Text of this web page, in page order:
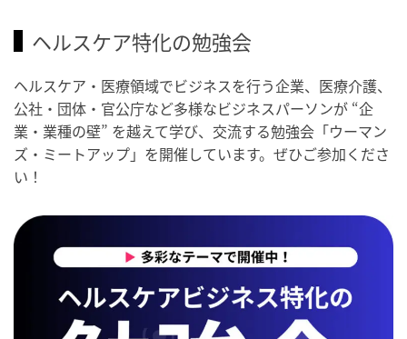
ヘルスケア特化の勉強会
ヘルスケア・医療領域でビジネスを行う企業、医療介護、
公社・団体・官公庁など多様なビジネスパーソンが “企
業・業種の壁” を越えて学び、交流する勉強会「ウーマン
ズ・ミートアップ」を開催しています。ぜひご参加くださ
い！